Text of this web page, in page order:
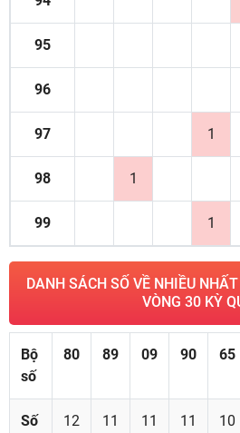
95
96
97 1
98 1
99 1
DANH SÁCH SỐ VỀ NHIỀU
VÒNG 30 KỲ
Bộ
số
80 89 09 90 65
Số
12 11 11 11 10